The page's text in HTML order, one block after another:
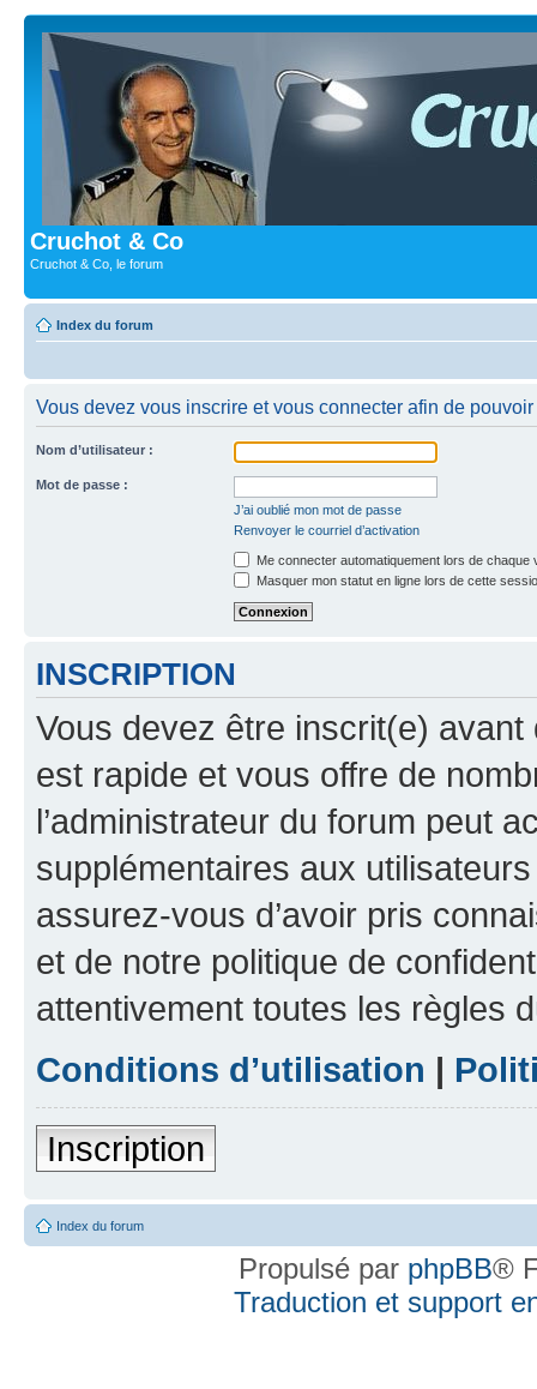
Cruchot & Co
Cruchot & Co, le forum
Index du forum
Vous devez vous inscrire et vous connecter afin de
Nom d’utilisateur :
Mot de passe :
J’ai oublié mon mot de passe
Renvoyer le courriel d’activation
Me connecter automatiquement lors de chaque
Masquer mon statut en ligne lors de cette
INSCRIPTION
Vous devez être inscrit(e) avant
est rapide et vous offre de
l’administrateur du forum peut
supplémentaires aux
assurez-vous d’avoir pris
et de notre politique de
attentivement toutes les règles
Conditions d’utilisation |
Inscription
Index du forum
Propulsé par phpBB®
Traduction et support